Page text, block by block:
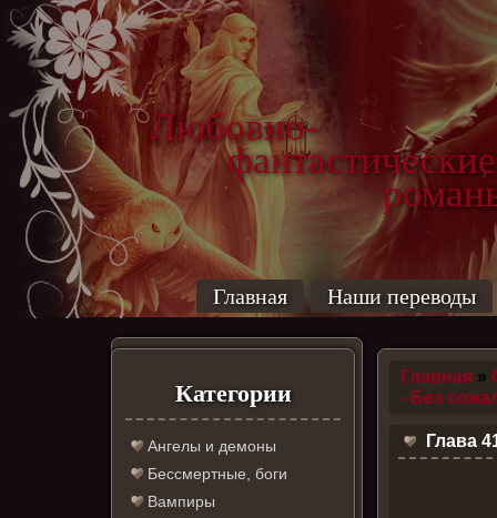
Любовно-
фантастические
Главная Наши переводы
Категории
Ангелы и демоны
Бессмертные, боги
Вампиры
Главная »
- Без
Глава